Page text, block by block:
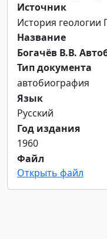
Источник
История геологии
Название
Богачёв В.В.
Тип документа
автобиография
Язык
Русский
Год издания
1960
Файл
Открыть файл